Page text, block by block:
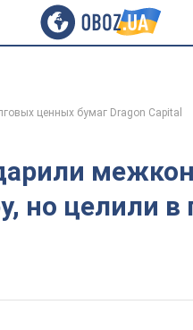
ценных бумаг Dragon Capital
но целили в